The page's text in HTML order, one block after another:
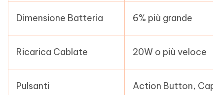
Dimensione Batteria 6% più grande
Ricarica Cablate 20W o più veloce
Pulsanti Action Button,